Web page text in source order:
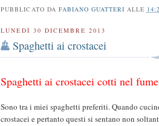
PUBBLICATO DA FABIANO GUATTERI ALLE
LUNEDÌ 30 DICEMBRE 2013
Spaghetti ai crostacei
Spaghetti ai crostacei cotti nel
Sono tra i miei spaghetti preferiti. Quando
crostacei e pertanto questi si sentano non